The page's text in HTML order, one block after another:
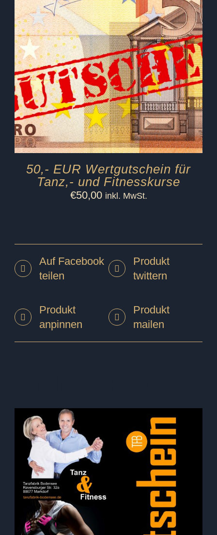
50,- EUR Wertgutschein für
Tanz,- und Fitnesskurse
€50,00 inkl. MwSt.
Auf Facebook
teilen
Produkt
twittern
Produkt
anpinnen
Produkt
mailen